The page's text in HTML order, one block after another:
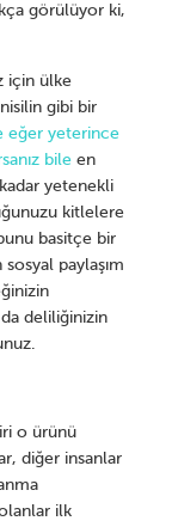
görülüyor ki,
için ülke
gibi bir
eğer yeterince
bile en
yetenekli
kitlelere
basitçe bir
paylaşım
deliliğinizin
o ürünü
diğer insanlar
ilk